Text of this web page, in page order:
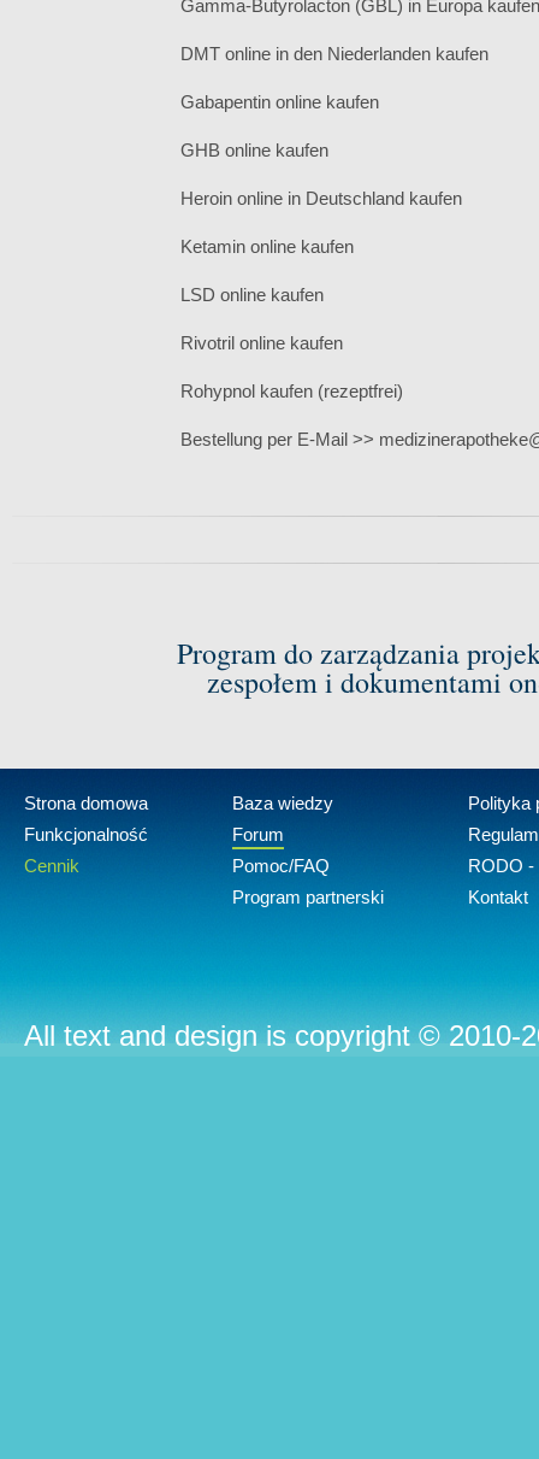
Gamma-Butyrolacton (GBL) in Europa kaufen
DMT online in den Niederlanden kaufen
Gabapentin online kaufen
GHB online kaufen
Heroin online in Deutschland kaufen
Ketamin online kaufen
LSD online kaufen
Rivotril online kaufen
Rohypnol kaufen (rezeptfrei)
Bestellung per E-Mail >>
Program do zarządzania
zespołem i dokumentami
Strona domowa
Funkcjonalność
Cennik
Baza wiedzy
Forum
Pomoc/FAQ
Program partnerski
Polityka
RODO -
Kontakt
All text and design is copyright © 2010-